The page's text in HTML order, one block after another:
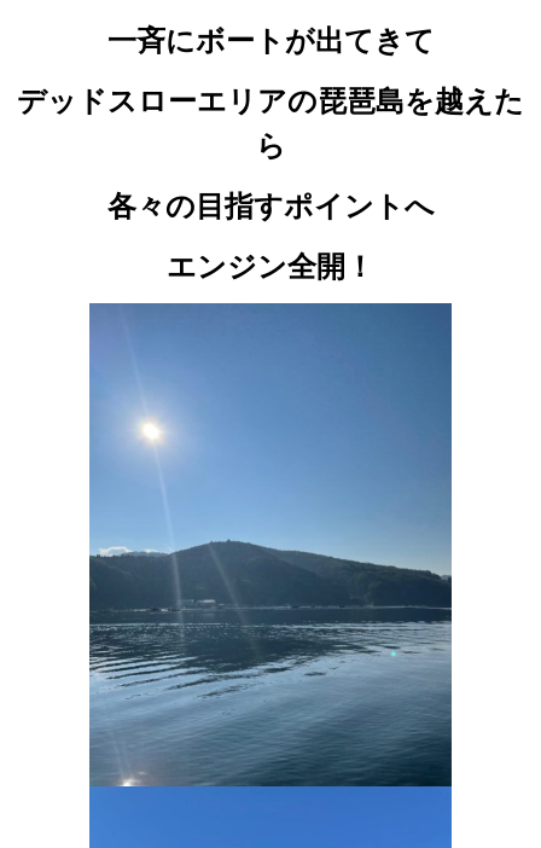
一斉にボートが出てきて
デッドスローエリアの琵琶島を越えた
ら
各々の目指すポイントへ
エンジン全開！